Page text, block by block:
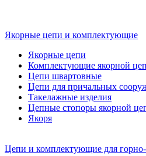
Якорные цепи и комплектующие
Якорные цепи
Комплектующие якорной
Цепи швартовные
Цепи для причальных
Такелажные изделия
Цепные стопоры якорной
Якоря
Цепи и комплектующие для